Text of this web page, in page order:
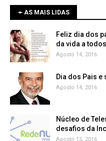
➛ AS MAIS LIDAS
Feliz dia dos
da vida a
Agosto 14, 2016
Dia dos Pais e
Agosto 14, 2016
Núcleo de
Agosto 15, 2016